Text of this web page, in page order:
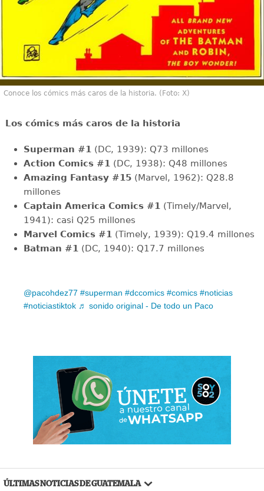
Conoce los cómics más caros de la historia. (Foto: X)
Los cómics más caros de la historia
Superman #1 (DC, 1939): Q73 millones
Action Comics #1 (DC, 1938): Q48 millones
Amazing Fantasy #15 (Marvel, 1962): Q28.8
millones
Captain America Comics #1 (Timely/Marvel,
1941): casi Q25 millones
Marvel Comics #1 (Timely, 1939): Q19.4 millones
Batman #1 (DC, 1940): Q17.7 millones
@pacohdez77 #superman #dccomics #comics #noticias
#noticiastiktok ♬ sonido original - De todo un Paco
ÚLTIMAS NOTICIAS DE GUATEMALA